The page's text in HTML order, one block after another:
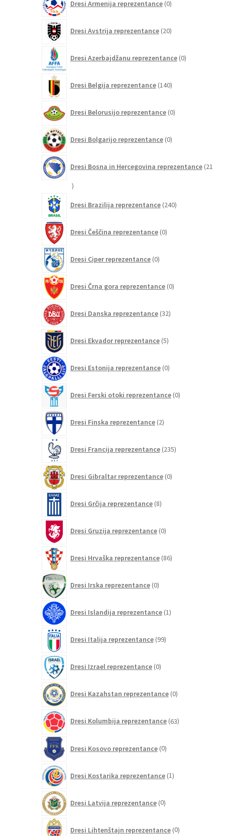
Dresi Armenija reprezentance 0izdelkov
Dresi Avstrija reprezentance 20izdelkov
Dresi Azerbajdžanu reprezentance 0izdelkov
Dresi Belgija reprezentance 140izdelkov
Dresi Belorusijo reprezentance 0izdelkov
Dresi Bolgarijo reprezentance 0izdelkov
Dresi Bosna in Hercegovina reprezentance 21
21
Dresi Brazilija reprezentance 240izdelkov
Dresi Češčina reprezentance 0izdelkov
Dresi Ciper reprezentance 0izdelkov
Dresi Črna gora reprezentance 0izdelkov
Dresi Danska reprezentance 32izdelkov
Dresi Ekvador reprezentance 5izdelkov
Dresi Estonija reprezentance 0izdelkov
Dresi Ferski otoki reprezentance 0izdelkov
Dresi Finska reprezentance 2izdelka
Dresi Francija reprezentance 235izdelkov
Dresi Gibraltar reprezentance 0izdelkov
Dresi Grčija reprezentance 8izdelkov
Dresi Gruzija reprezentance 0izdelkov
Dresi Hrvaška reprezentance 86izdelkov
Dresi Irska reprezentance 0izdelkov
Dresi Islandija reprezentance 1izdelek
Dresi Italija reprezentance 99izdelkov
Dresi Izrael reprezentance 0izdelkov
Dresi Kazahstan reprezentance 0izdelkov
Dresi Kolumbija reprezentance 63izdelkov
Dresi Kosovo reprezentance 0izdelkov
Dresi Kostarika reprezentance 1izdelek
Dresi Latvija reprezentance 0izdelkov
Dresi Lihtenštajn reprezentance 0izdelkov